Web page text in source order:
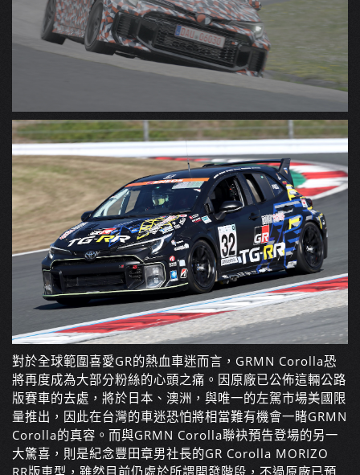
對於全球範圍喜愛GR的熱血車迷而言，GRMN Corolla恐
將再度成為大部分粉絲的心頭之痛。因原廠已公佈這輛公路
版賽車的去處，將於日本、澳洲，與唯一的左駕市場美國限
量推出，因此在台灣的車迷恐怕將相當難有機會一睹GRMN
Corolla的真容。而與GRMN Corolla聯袂預告登場的另一
大驚喜，則是紀念豐田章男社長的GR Corolla MORIZO